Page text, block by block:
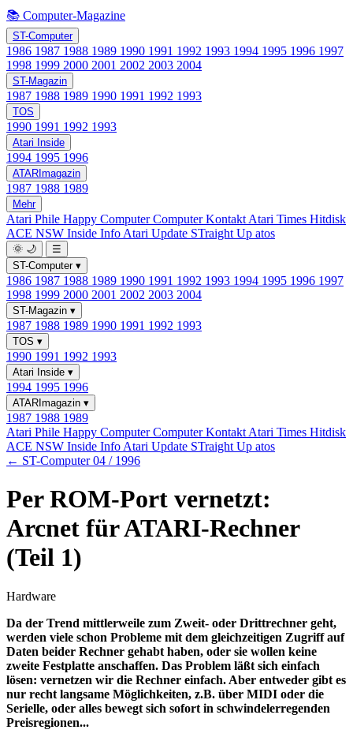
📚 Computer-Magazine
ST-Computer
1986 1987 1988 1989 1990 1991 1992 1993 1994 1995 1996 1997
1998 1999 2000 2001 2002 2003 2004
ST-Magazin
1987 1988 1989 1990 1991 1992 1993
TOS
1990 1991 1992 1993
Atari Inside
1994 1995 1996
ATARImagazin
1987 1988 1989
Mehr
Atari Phile Happy ComputerComputer Kontakt Atari Times Hitdisk
ACE NSW Inside Info Atari Update STraight Up atos
🌞 🌙
☰
ST-Computer ▾
1986 1987 1988 1989 1990 1991 1992 1993 1994 1995 1996 1997
1998 1999 2000 2001 2002 2003 2004
ST-Magazin ▾
1987 1988 1989 1990 1991 1992 1993
TOS ▾
1990 1991 1992 1993
Atari Inside ▾
1994 1995 1996
ATARImagazin ▾
1987 1988 1989
Atari Phile Happy ComputerComputer Kontakt Atari Times Hitdisk
ACE NSW Inside Info Atari Update STraight Up atos
← ST-Computer 04 / 1996
Per ROM-Port vernetzt:
Arcnet für ATARI-Rechner
(Teil 1)
Hardware
Da der Trend mittlerweile zum Zweit- oder Drittrechner geht,
werden viele schon Probleme mit dem gleichzeitigen Zugriff auf
Daten beider Rechner gehabt haben, oder sie wollen keine
zweite Festplatte anschaffen. Das Problem läßt sich einfach
lösen: vernetzen wir die Rechner einfach. Aber entweder gibt es
nur recht langsame Möglichkeiten, z.B. über MIDI oder die
Serielle, oder alles bewegt sich sofort in schwindelerregenden
Preisregionen...